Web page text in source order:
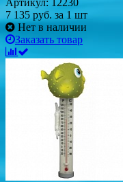
7 135 руб. за 1 шт
Нет в наличии
Заказать товар